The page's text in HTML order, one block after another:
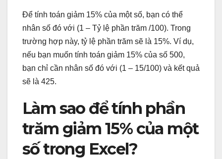
Để tính toán giảm 15% của một số, bạn có thể
nhân số đó với (1 – Tỷ lệ phần trăm /100). Trong
trường hợp này, tỷ lệ phần trăm sẽ là 15%. Ví dụ,
nếu bạn muốn tính toán giảm 15% của số 500,
bạn chỉ cần nhân số đó với (1 – 15/100) và kết quả
sẽ là 425.
Làm sao để tính phần
trăm giảm 15% của một
số trong Excel?